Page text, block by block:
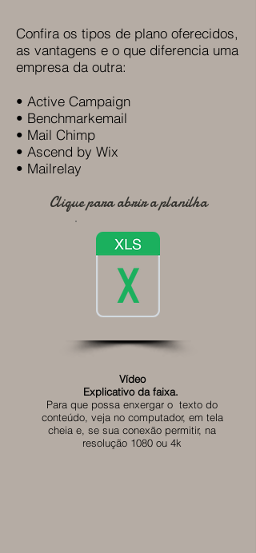
Confira os tipos de plano oferecidos,
as vantagens e o que diferencia uma
empresa da outra:
• Active Campaign
• Benchmarkemail
• Mail Chimp
• Ascend by Wix
• Mailrelay
Clique para abrir a planilha
Vídeo
Explicativo da faixa.
Para que possa enxergar o texto do
conteúdo, veja no computador, em tela
cheia e, se sua conexão permitir, na
resolução 1080 ou 4k